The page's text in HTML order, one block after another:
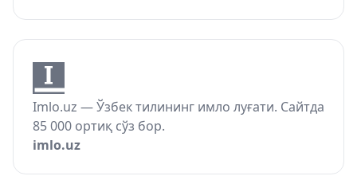
Imlo.uz — Ўзбек тилининг имло луғати. Сайтда
85 000 ортиқ сўз бор.
imlo.uz